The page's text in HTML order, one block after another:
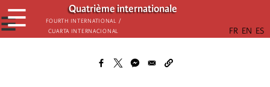
Passar
para
o
Quatrième internationale
Fourth International /
Cuarta Internacional
☰
☰